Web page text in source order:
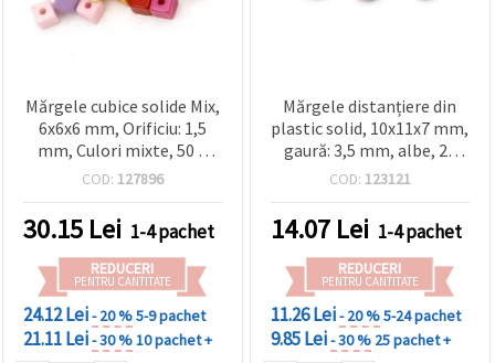
Mărgele cubice solide Mix,
6x6x6 mm, Orificiu: 1,5
mm, Culori mixte, 50 g
(~230 buc.)
COD: 127896
30.15 Lei 1-4 pachet
REDUCERI
PENTRU CANTITATE
24.12 Lei- 20 %5-9 pachet
21.11 Lei- 30 %10 pachet +
Mărgele distanțiere din
plastic solid, 10x11x7 mm,
gaură: 3,5 mm, albe, 20
grame (~36 buc.)
COD: 123121
14.07 Lei 1-4 pachet
REDUCERI
PENTRU CANTITATE
11.26 Lei- 20 %5-24 pachet
9.85 Lei- 30 % 25 pachet +